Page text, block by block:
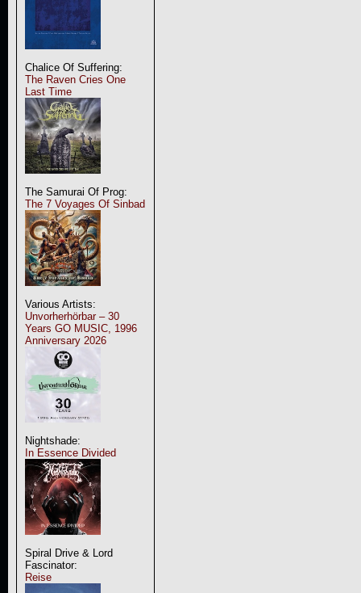
Chalice Of Suffering:
The Raven Cries One
Last Time
The Samurai Of Prog:
The 7 Voyages Of Sinbad
Various Artists:
Unvorherhörbar – 30
Years GO MUSIC, 1996
Anniversary 2026
Nightshade:
In Essence Divided
Spiral Drive & Lord
Fascinator:
Reise